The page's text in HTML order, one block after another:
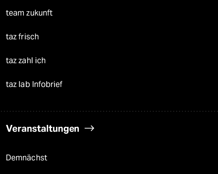
team zukunft
taz frisch
taz zahl ich
taz lab Infobrief
Veranstaltungen
Demnächst